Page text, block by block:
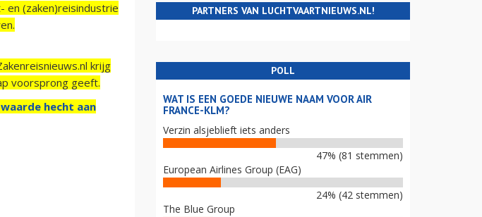
en (zaken)reisindustrie
krijg
voorsprong geeft.
hecht aan
PARTNERS VAN LUCHTVAARTNIEUWS.NL!
POLL
WAT IS EEN GOEDE NIEUWE NAAM VOOR AIR
FRANCE-KLM?
Verzin alsjeblieft iets anders
47% (81 stemmen)
European Airlines Group (EAG)
24% (42 stemmen)
The Blue Group